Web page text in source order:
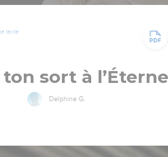
texte
sort à
Delphine G.